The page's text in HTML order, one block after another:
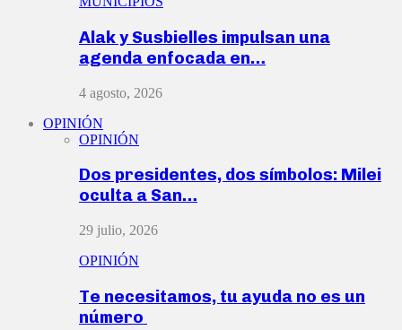
Alak y Susbielles impulsan una
agenda enfocada en…
4 agosto, 2026
OPINIÓN
OPINIÓN
Dos presidentes, dos símbolos: Milei
oculta a San…
29 julio, 2026
OPINIÓN
Te necesitamos, tu ayuda no es un
número